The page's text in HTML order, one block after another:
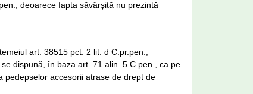
deoarece fapta săvârșită nu prezintă
art. 38515 pct. 2 lit. d C.pr.pen.,
dispună, în baza art. 71 alin. 5 C.pen., ca pe
pedepselor accesorii atrase de drept de